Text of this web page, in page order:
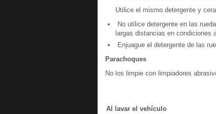
Utilice el mismo detergente y
No utilice detergente en las
largas distancias en condiciones
Enjuague el detergente de las
Parachoques
No los limpie con limpiadores
Al lavar el vehículo